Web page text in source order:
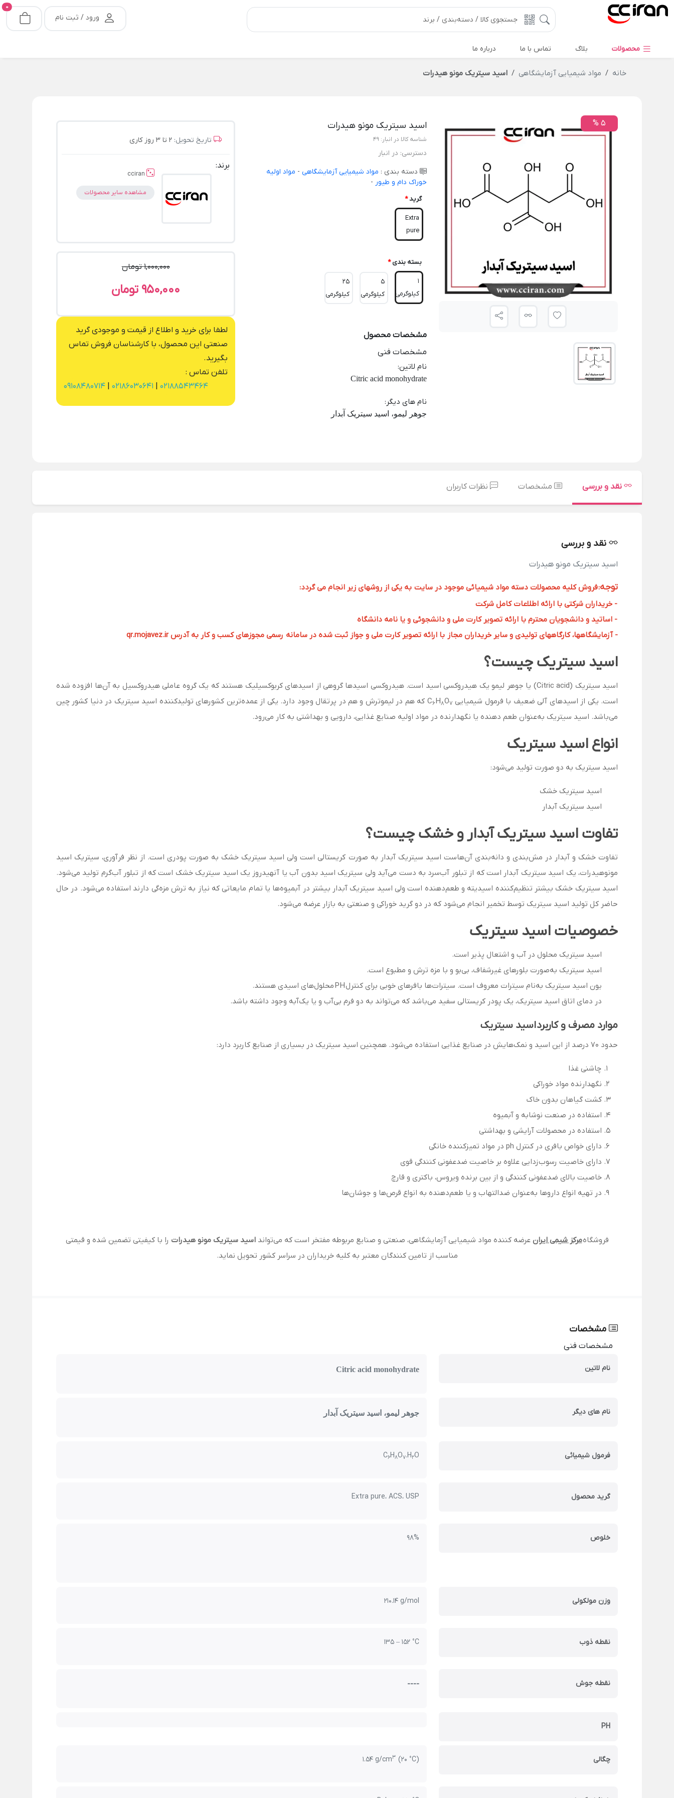
ورود / ثبت نام
0
محصولات بلاگ تماس با ما درباره ما
خانه مواد شیمیایی آزمایشگاهی اسید سیتریک مونو هیدرات
5 % اسید سیتریک مونو هیدرات
شناسه کالا در انبار: 49
دسترسی: در انبار
دسته بندی : مواد شیمیایی آزمایشگاهی - مواد اولیه
خوراک دام و طیور -
گرید*
Extra
pure
بسته بندی *
1
کیلوگرمی
5
کیلوگرمی
25
کیلوگرمی
مشخصات محصول
مشخصات فنی
نام لاتین:
Citric acid monohydrate
نام های دیگر :
جوهر لیمو، اسید سیتریک آبدار
تاریخ تحویل: 2 تا 3 روز کاری
برند:
cciran
مشاهده سایر محصولات
1,000,000 تومان
950,000 تومان
لطفا برای خرید و اطلاع از قیمت و موجودی گرید
صنعتی این محصول، با کارشناسان فروش تماس
بگیرید.
تلفن تماس :
02188543464
02186030641
09108480714
نقد و بررسی مشخصات نظرات کاربران
نقد و بررسی
اسید سیتریک مونو هیدرات
توجه:فروش کلیه محصولات دسته مواد شیمیائی موجود در سایت به یکی از روشهای زیر انجام می گردد:
- خریداران شرکتی با ارائه اطلاعات کامل شرکت
- اساتید و دانشجویان محترم با ارائه تصویر کارت ملی و دانشجوئی و یا نامه دانشگاه
- آزمایشگاهها، کارگاههای تولیدی و سایر خریداران مجاز با ارائه تصویر کارت ملی و جواز ثبت شده در سامانه رسمی مجوزهای کسب و کار به آدرس qr.mojavez.ir
اسید سیتریک چیست؟
اسید سیتریک (Citric acid) یا جوهر لیمو یک هیدروکسی اسید است. هیدروکسی اسیدها گروهی از اسیدهای کربوکسیلیک هستند که یک گروه عاملی هیدروکسیل به آن‌ها افزوده شده
است. یکی از اسیدهای آلی ضعیف با فرمول شیمیایی C
6H8O7
که هم در لیموترش و هم در پرتقال وجود دارد. یکی از عمده‌ترین کشورهای تولیدکننده اسید سیتریک در دنیا کشور چین
می‌باشد. اسید سیتریک به‌عنوان طعم دهنده یا نگهدارنده در مواد اولیه صنایع غذایی، دارویی و بهداشتی به کار می‌رود.
انواع اسید سیتریک
اسید سیتریک به دو صورت تولید می‌شود:
اسید سیتریک خشک
اسید سیتریک آبدار
تفاوت اسید سیتریک آبدار و خشک چیست؟
تفاوت خشک و آبدار در مش‌بندی و دانه‌بندی آن‌هاست اسید سیتریک آبدار به صورت کریستالی است ولی اسید سیتریک خشک به صورت پودری است. از نظر فرآوری، سیتریک اسید
مونوهیدرات، یک اسید سیتریک آبدار است که از تبلور آب‌سرد به دست می‌آید ولی سیتریک اسید بدون آب یا آنهیدروز یک اسید سیتریک خشک است که از تبلور آب‌گرم تولید می‌شود.
اسید سیتریک خشک بیشتر تنظیم‌کننده اسیدیته و طعم‌دهنده است ولی اسید سیتریک آبدار بیشتر در آبمیوه‌ها یا تمام مایعاتی که نیاز به ترش مزه‌گی دارند استفاده می‌شود. در حال
حاضر کل تولید اسید سیتریک توسط تخمیر انجام می‌شود که در دو گرید خوراکی و صنعتی به بازار عرضه می‌شود.
خصوصیات اسید سیتریک
اسید سیتریک محلول در آب و اشتعال پذیر است.
اسید سیتریک به‌صورت بلورهای غیرشفاف، بی‌بو و با مزه ترش و مطبوع است.
یون اسید سیتریک به‌نام سیترات معروف است. سیترات‌ها بافرهای خوبی برای کنترل PH محلول‌های اسیدی هستند.
در دمای اتاق اسید سیتریک، یک پودر کریستالی سفید می‌باشد که می‌تواند به دو فرم بی‌آب و یا یک‌آبه وجود داشته باشد.
موارد مصرف و کاربرد اسید سیتریک
حدود 70 درصد از این اسید و نمک‌هایش در صنایع غذایی استفاده می‌شود. همچنین اسید سیتریک در بسیاری از صنایع کاربرد دارد:
چاشنی غذا
نگهدارنده مواد خوراکی
کشت گیاهان بدون خاک
استفاده در صنعت نوشابه و آبمیوه
استفاده در محصولات آرایشی و بهداشتی
دارای خواص بافری در کنترل ph در مواد تمیزکننده خانگی
دارای خاصیت رسوب‌زدایی علاوه بر خاصیت ضدعفونی کنندگی قوی
خاصیت بالای ضدعفونی کنندگی و از بین برنده ویروس، باکتری و قارچ
در تهیه انواع داروها به‌عنوان ضدالتهاب و یا طعم‌دهنده به انواع قرص‌ها و جوشان‌ها
فروشگاهمرکز شیمی ایران عرضه کننده مواد شیمیایی آزمایشگاهی، صنعتی و صنایع مربوطه مفتخر است که می‌تواند اسید سیتریک مونو هیدرات را با کیفیتی تضمین شده و قیمتی
مناسب از تامین کنندگان معتبر به کلیه خریداران در سراسر کشور تحویل نماید.
مشخصات
مشخصات فنی
نام لاتین Citric acid monohydrate
نام های دیگر جوهر لیمو، اسید سیتریک آبدار
فرمول شیمیائی C6H8O7.H2O
گرید محصول Extra pure، ACS، USP
خلوص 98%
وزن مولکولی 210.14 g/mol
نقطه ذوب 135 – 152 °C
نقطه جوش ----
PH
چگالی 1.54 g/cm3(20 °C)